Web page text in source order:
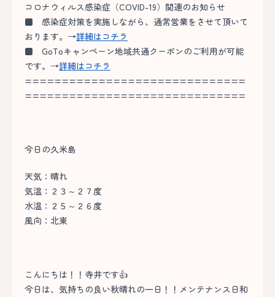
コロナウィルス感染症（COVID-19）関連のお知らせ
■ 感染症対策を実施しながら、通常営業をさせて頂いて
おります。→詳細はコチラ
■ GoToキャンペーン地域共通クーポンのご利用が可能
です。→詳細はコチラ
==============================
==============================
今日の久米島
天気：晴れ
気温：２３～２７度
水温：２５～２６度
風向：北東
こんにちは！！寺井です👍
今日は、気持ちの良い秋晴れの一日！！メンテナンス日和